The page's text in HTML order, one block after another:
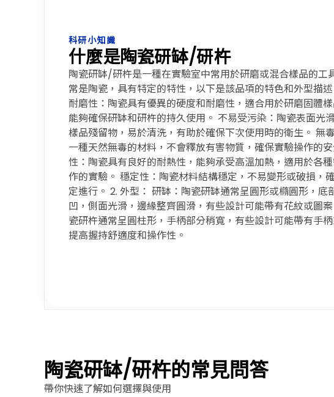
科研小知識
什麼是陶瓷研缽/研杵
陶瓷研缽/研杵是一種在實驗室中常用於研磨或混合樣品的工
常是陶瓷，具有特定的特性，以下是該品項的特色和外型描述
耐磨性：陶瓷具有優異的硬度和耐磨性，適合用於研磨固體樣
能夠確保研缽和研杵的持久使用。 不易受污染：陶瓷表面光
樣品殘留物，易於清洗，有助於確保下次使用時的衛生。 無
一種天然無毒的材料，不會釋放有害物質，確保實驗操作的
性：陶瓷具有良好的耐熱性，能夠承受高溫加熱，適用於各
作的實驗。 穩定性：陶瓷材料結構穩定，不易變形或破損，
定進行。 2. 外型： 研缽：陶瓷研缽通常呈圓形或橢圓形，底
凹，側面光滑，邊緣整齊圓滑，有些設計可能帶有花紋或圖
瓷研杵通常呈圓柱形，手柄部分稍寬，有些設計可能帶有手
提高握持舒適度和操作性。
陶瓷研缽/研杵的常見問答
帶你快速了解如何選擇與使用